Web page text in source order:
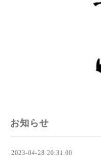
お知らせ
2023-04-28 20:31:00